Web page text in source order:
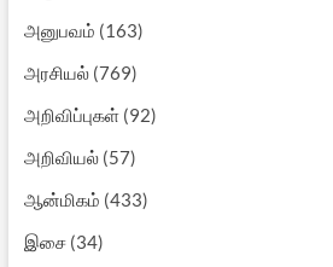
அனுபவம் (163)
அரசியல்(769)
அறிவிப்புகள்(92)
அறிவியல்(57)
ஆன்மிகம் (433)
இசை(34)